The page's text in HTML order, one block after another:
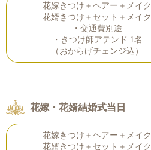
花嫁きつけ＋ヘアー＋メイク
花婿きつけ＋セット＋メイク
・交通費別途
・きつけ師アテンド 1名
（おからげチェンジ込）
花嫁・花婿結婚式当日
花嫁きつけ＋ヘアー＋メイク
花婿きつけ＋セット＋メイク